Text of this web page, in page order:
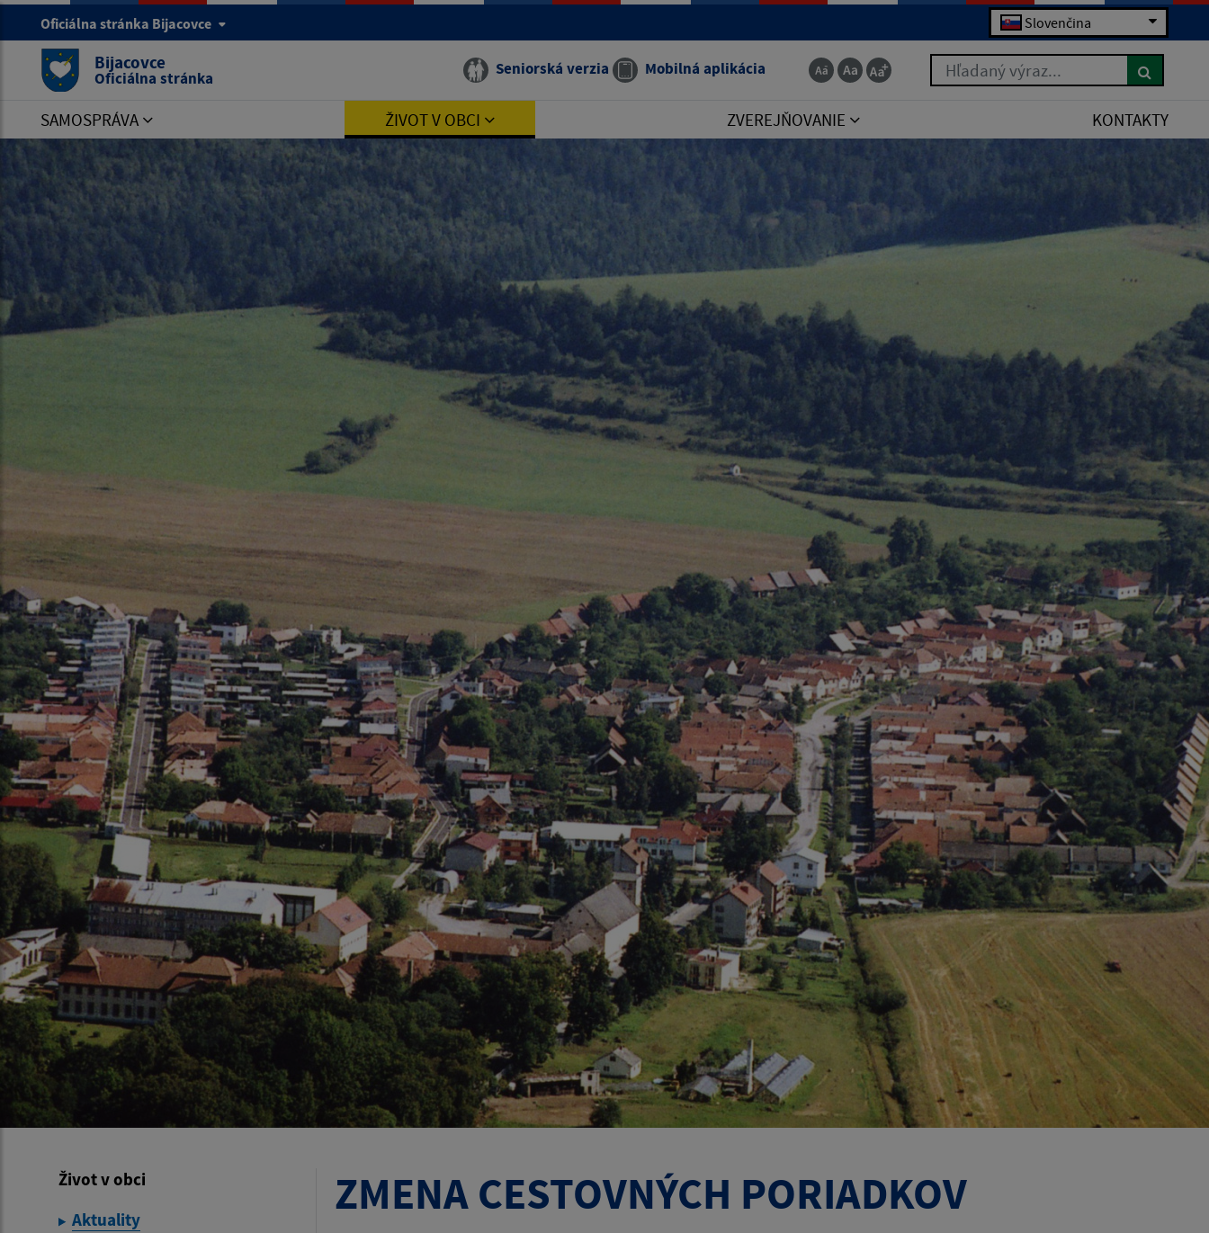
Oficiálna stránka Bijacovce Slovenčina
Bijacovce
Oficiálna stránka Seniorská verzia Mobilná aplikácia Hľadaný výraz...
SAMOSPRÁVA ŽIVOT V OBCI ZVEREJŇOVANIE KONTAKTY
Život v obci
Aktuality
ZMENA CESTOVNÝCH PORIADKOV